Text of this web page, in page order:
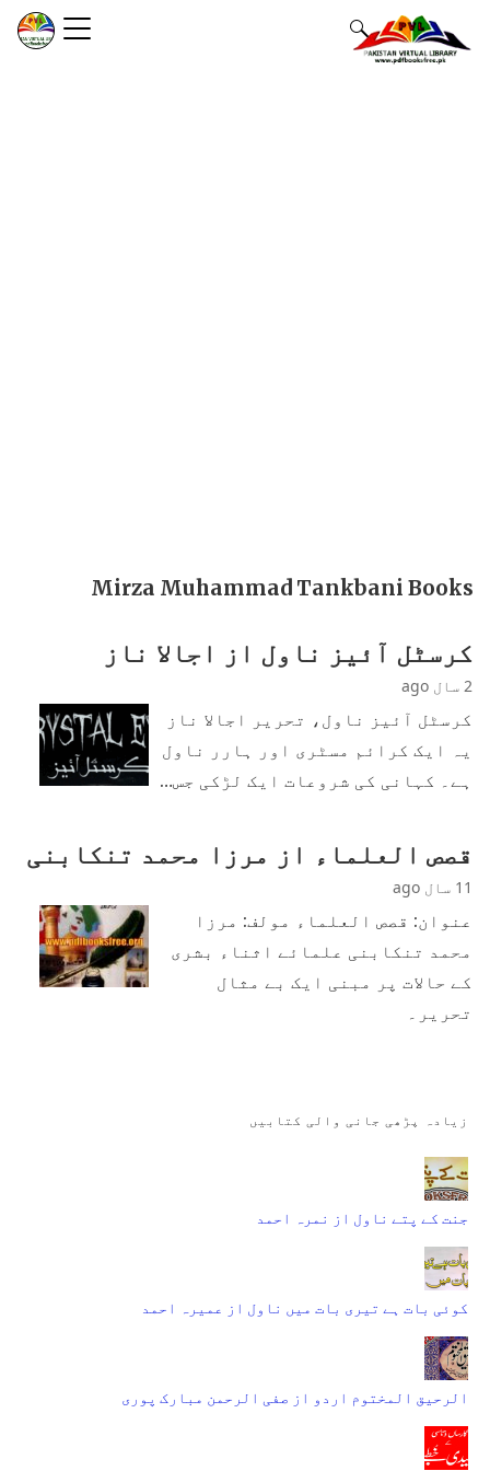
Mirza Muhammad Tankbani Books
کرسٹل آئیز ناول از اجالا ناز
2 سال ago
کرسٹل آئیز ناول، تحریر اجالا ناز
یہ ایک کرائم مسٹری اور ہارر ناول
ہے۔ کہانی کی شروعات ایک لڑکی جس…
قصص العلماء از مرزا محمد تنکابنی
11 سال ago
عنوان: قصص العلماء مولف: مرزا
محمد تنکابنی علمائے اثناء بشری
کے حالات پر مبنی ایک بے مثال
تحریر۔
زیادہ پڑھی جانی والی کتابیں
جنت کے پتے ناول از نمرہ احمد
کوئی بات ہے تیری بات میں ناول از عمیرہ احمد
الرحیق المختوم اردو از صفی الرحمن مبارک پوری